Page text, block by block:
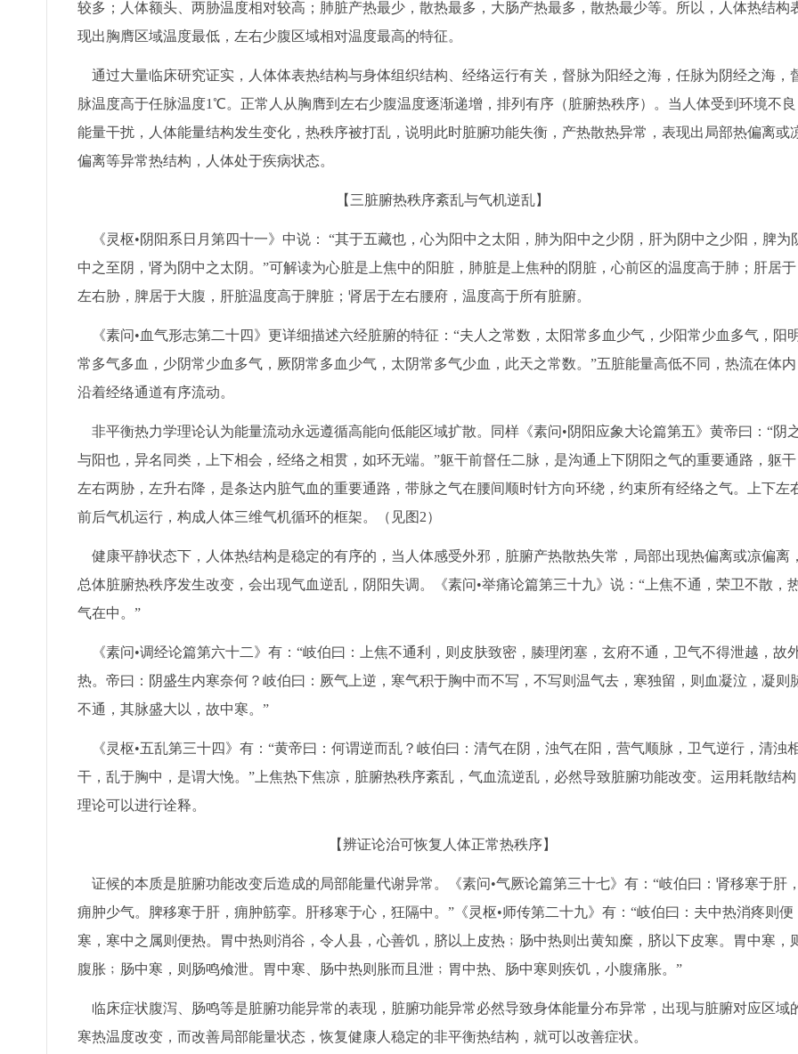
较多；人体额头、两胁温度相对较高；肺脏产热最少，散热最多，大肠产热最多，散热最少等。所以，人体热结构
现出胸膺区域温度最低，左右少腹区域相对温度最高的特征。
通过大量临床研究证实，人体体表热结构与身体组织结构、经络运行有关，督脉为阳经之海，任脉为阴经之海，
脉温度高于任脉温度1℃。正常人从胸膺到左右少腹温度逐渐递增，排列有序（脏腑热秩序）。当人体受到环境不良
能量干扰，人体能量结构发生变化，热秩序被打乱，说明此时脏腑功能失衡，产热散热异常，表现出局部热偏离或
偏离等异常热结构，人体处于疾病状态。
【三脏腑热秩序紊乱与气机逆乱】
《灵枢•阴阳系日月第四十一》中说： “其于五藏也，心为阳中之太阳，肺为阳中之少阴，肝为阴中之少阳，脾为
中之至阴，肾为阴中之太阴。”可解读为心脏是上焦中的阳脏，肺脏是上焦种的阴脏，心前区的温度高于肺；肝居于
左右胁，脾居于大腹，肝脏温度高于脾脏；肾居于左右腰府，温度高于所有脏腑。
《素问•血气形志第二十四》更详细描述六经脏腑的特征：“夫人之常数，太阳常多血少气，少阳常少血多气，阳
常多气多血，少阴常少血多气，厥阴常多血少气，太阴常多气少血，此天之常数。”五脏能量高低不同，热流在体内
沿着经络通道有序流动。
非平衡热力学理论认为能量流动永远遵循高能向低能区域扩散。同样《素问•阴阳应象大论篇第五》黄帝曰：“阴
与阳也，异名同类，上下相会，经络之相贯，如环无端。”躯干前督任二脉，是沟通上下阴阳之气的重要通路，躯干
左右两胁，左升右降，是条达内脏气血的重要通路，带脉之气在腰间顺时针方向环绕，约束所有经络之气。上下左
前后气机运行，构成人体三维气机循环的框架。（见图2）
健康平静状态下，人体热结构是稳定的有序的，当人体感受外邪，脏腑产热散热失常，局部出现热偏离或凉偏离，
总体脏腑热秩序发生改变，会出现气血逆乱，阴阳失调。《素问•举痛论篇第三十九》说：“上焦不通，荣卫不散，
气在中。”
《素问•调经论篇第六十二》有：“岐伯曰：上焦不通利，则皮肤致密，腠理闭塞，玄府不通，卫气不得泄越，故
热。帝曰：阴盛生内寒奈何？岐伯曰：厥气上逆，寒气积于胸中而不写，不写则温气去，寒独留，则血凝泣，凝则
不通，其脉盛大以，故中寒。”
《灵枢•五乱第三十四》有：“黄帝曰：何谓逆而乱？岐伯曰：清气在阴，浊气在阳，营气顺脉，卫气逆行，清浊
干，乱于胸中，是谓大悗。”上焦热下焦凉，脏腑热秩序紊乱，气血流逆乱，必然导致脏腑功能改变。运用耗散结构
理论可以进行诠释。
【辨证论治可恢复人体正常热秩序】
证候的本质是脏腑功能改变后造成的局部能量代谢异常。《素问•气厥论篇第三十七》有：“岐伯曰：肾移寒于肝，
痈肿少气。脾移寒于肝，痈肿筋挛。肝移寒于心，狂隔中。”《灵枢•师传第二十九》有：“岐伯曰：夫中热消疼则便
寒，寒中之属则便热。胃中热则消谷，令人县，心善饥，脐以上皮热﹔肠中热则出黄知糜，脐以下皮寒。胃中寒，
腹胀﹔肠中寒，则肠鸣飧泄。胃中寒、肠中热则胀而且泄﹔胃中热、肠中寒则疾饥，小腹痛胀。”
临床症状腹泻、肠鸣等是脏腑功能异常的表现，脏腑功能异常必然导致身体能量分布异常，出现与脏腑对应区域
寒热温度改变，而改善局部能量状态，恢复健康人稳定的非平衡热结构，就可以改善症状。